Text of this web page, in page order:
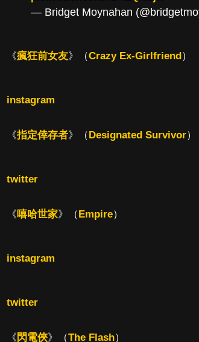
— Bridget Moynahan
《瘋狂前女友》（Crazy Ex-Girlfriend）
instagram
《指定倖存者》（Designated Survivor）
twitter
《嘻哈世家》（Empire）
instagram
twitter
《閃電俠》（The Flash）